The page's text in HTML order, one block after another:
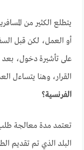
يتطلع الكثير من
أو العمل، لكن قبل
على تأشيرة دخول، بعد
القرار، وهنا يتساءل
الفرنسية؟
تعتمد مدة معالجة طلب
البلد الذي تم تقديم